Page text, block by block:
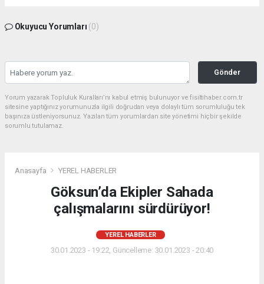
Okuyucu Yorumları (0)
Gönder
Yorum yazarak Topluluk Kuralları’nı kabul etmiş bulunuyor ve fisiltihaber.com.tr
sitesine yaptığınız yorumunuzla ilgili doğrudan veya dolaylı tüm sorumluluğu tek
başınıza üstleniyorsunuz. Yazılan tüm yorumlardan site yönetimi hiçbir şekilde
sorumlu tutulamaz.
Anasayfa YEREL HABERLER
Göksun’da Ekipler Sahada
çalışmalarını sürdürüyor!
YEREL HABERLER
30.01.2023 - 19:22, Güncelleme: 30.01.2023 - 20:40